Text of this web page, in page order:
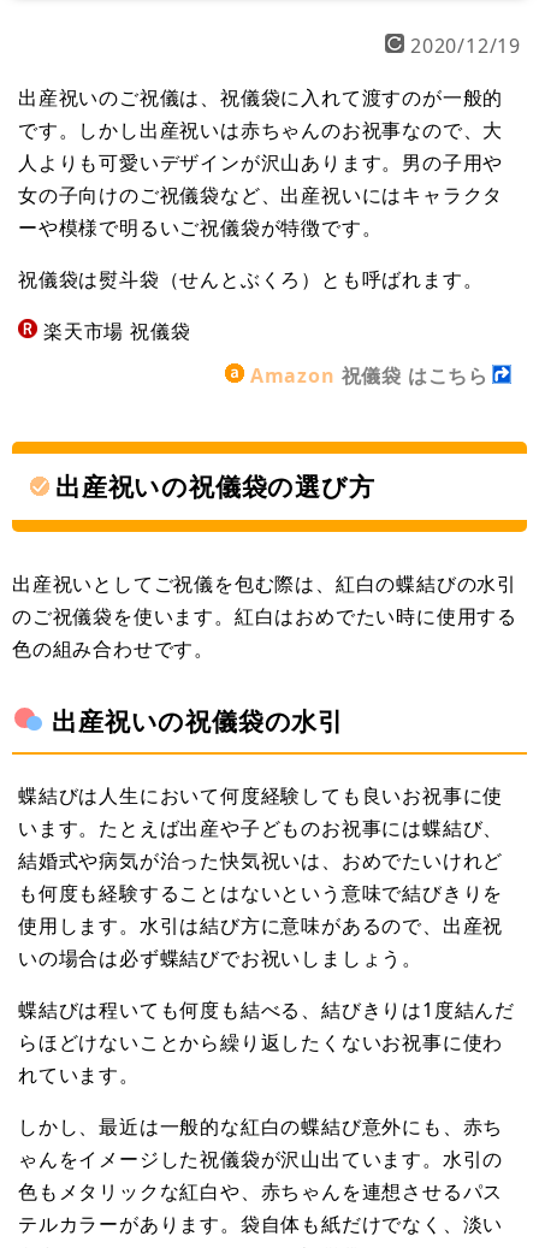
2020/12/19
出産祝いのご祝儀は、祝儀袋に入れて渡すのが一般的
です。しかし出産祝いは赤ちゃんのお祝事なので、大
人よりも可愛いデザインが沢山あります。男の子用や
女の子向けのご祝儀袋など、出産祝いにはキャラクタ
ーや模様で明るいご祝儀袋が特徴です。
祝儀袋は熨斗袋（せんとぶくろ）とも呼ばれます。
楽天市場 祝儀袋
Amazon 祝儀袋 はこちら
出産祝いの祝儀袋の選び方
出産祝いとしてご祝儀を包む際は、紅白の蝶結びの水引
のご祝儀袋を使います。紅白はおめでたい時に使用する
色の組み合わせです。
出産祝いの祝儀袋の水引
蝶結びは人生において何度経験しても良いお祝事に使
います。たとえば出産や子どものお祝事には蝶結び、
結婚式や病気が治った快気祝いは、おめでたいけれど
も何度も経験することはないという意味で結びきりを
使用します。水引は結び方に意味があるので、出産祝
いの場合は必ず蝶結びでお祝いしましょう。
蝶結びは程いても何度も結べる、結びきりは1度結んだ
らほどけないことから繰り返したくないお祝事に使わ
れています。
しかし、最近は一般的な紅白の蝶結び意外にも、赤ち
ゃんをイメージした祝儀袋が沢山出ています。水引の
色もメタリックな紅白や、赤ちゃんを連想させるパス
テルカラーがあります。袋自体も紙だけでなく、淡い